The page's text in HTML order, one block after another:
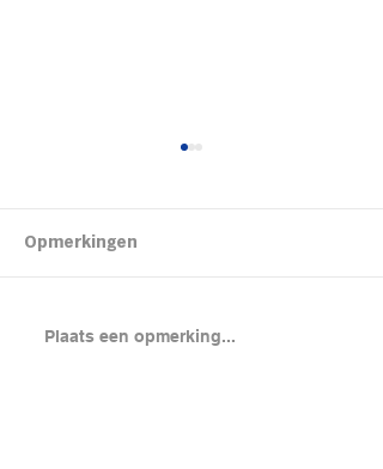
Kipsalon
Opmerkingen
Plaats een opmerking...